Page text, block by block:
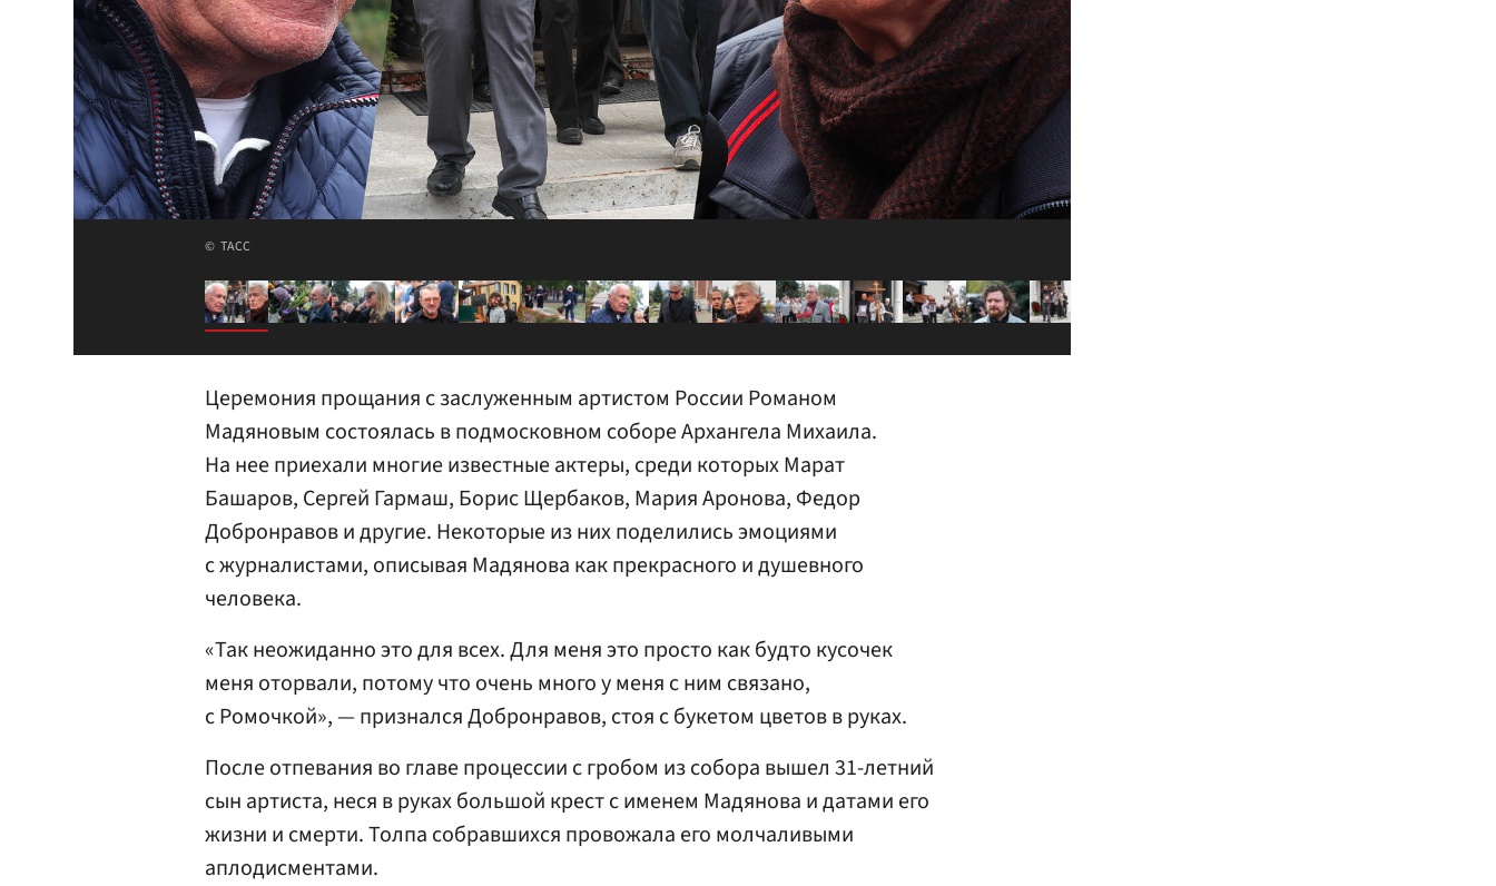
ТАСС
Церемония прощания с заслуженным артистом России Романом
Мадяновым состоялась в подмосковном соборе Архангела Михаила.
На нее приехали многие известные актеры, среди которых Марат
Башаров, Сергей Гармаш, Борис Щербаков, Мария Аронова, Федор
Добронравов и другие. Некоторые из них поделились эмоциями
с журналистами, описывая Мадянова как прекрасного и душевного
человека.
«Так неожиданно это для всех. Для меня это просто как будто кусочек
меня оторвали, потому что очень много у меня с ним связано,
с Ромочкой», — признался Добронравов, стоя с букетом цветов в руках.
После отпевания во главе процессии с гробом из собора вышел 31-летний
сын артиста, неся в руках большой крест с именем Мадянова и датами его
жизни и смерти. Толпа собравшихся провожала его молчаливыми
аплодисментами.